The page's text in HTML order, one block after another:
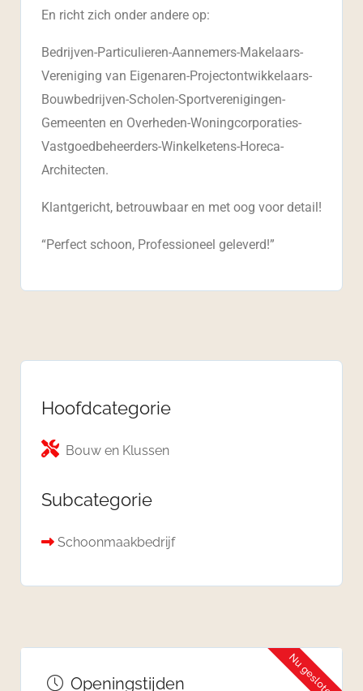
En richt zich onder andere op:
Bedrijven-Particulieren-Aannemers-Makelaars-
Vereniging van Eigenaren-Projectontwikkelaars-
Bouwbedrijven-Scholen-Sportverenigingen-
Gemeenten en Overheden-Woningcorporaties-
Vastgoedbeheerders-Winkelketens-Horeca-
Architecten.
Klantgericht, betrouwbaar en met oog voor detail!
“Perfect schoon, Professioneel geleverd!”
Hoofdcategorie
Bouw en Klussen
Subcategorie
Schoonmaakbedrijf
Nu gesloten
Openingstijden